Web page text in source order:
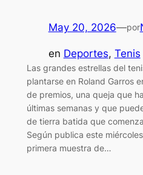
May 20, 2026—por
en Deportes, Tenis
Las grandes estrellas del
plantarse en Roland Garros
de premios, una queja que
últimas semanas y que
de tierra batida que
Según publica este
primera muestra de…